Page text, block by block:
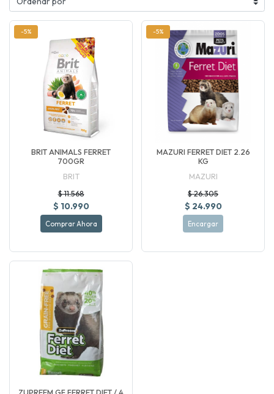
-5%
BRIT ANIMALS FERRET
700GR
BRIT
$ 11.568
$ 10.990
Comprar Ahora
-5%
MAZURI FERRET DIET 2.26
KG
MAZURI
$ 26.305
$ 24.990
Encargar